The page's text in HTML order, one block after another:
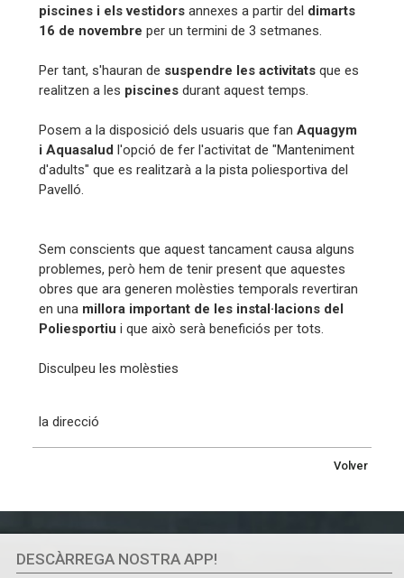
piscines i els vestidors annexes a partir del dimarts
16 de novembre per un termini de 3 setmanes.
Per tant, s'hauran de suspendre les activitatsque es
realitzen a les piscines durant aquest temps.
Posem a la disposició dels usuaris que fanAquagym
i Aquasalud l'opció de fer l'activitat de "Manteniment
d'adults" que es realitzarà a la pista poliesportiva del
Pavelló.
Sem conscients que aquest tancament causa alguns
problemes, però hem de tenir present que aquestes
obres que ara generen molèsties temporals revertiran
en una millora important de les instal·lacions del
Poliesportiu i que això serà beneficiós per tots.
Disculpeu les molèsties
la direcció
Volver
DESCÀRREGA NOSTRA APP!